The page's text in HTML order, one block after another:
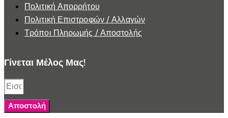
Πολιτική Απορρήτου
Πολιτική Επιστροφών / Αλλαγών
Τρόποι Πληρωμής / Αποστολής
Γίνεται Μέλος Μας!
Αποστολή